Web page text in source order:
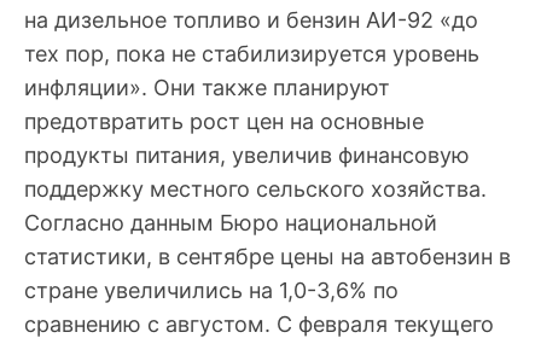
на дизельное топливо и бензин АИ-92 «до
тех пор, пока не стабилизируется уровень
инфляции». Они также планируют
предотвратить рост цен на основные
продукты питания, увеличив финансовую
поддержку местного сельского хозяйства.
Согласно данным Бюро национальной
статистики, в сентябре цены на автобензин в
стране увеличились на 1,0-3,6% по
сравнению с августом. С февраля текущего